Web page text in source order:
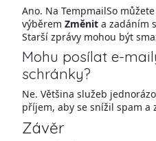
Ano. Na TempmailSo
výběrem Změnita zadáním
Starší zprávy mohou být
Mohu posílat e-
schránky?
Ne. Většina služeb
příjem, aby se snížil spam a
Závěr